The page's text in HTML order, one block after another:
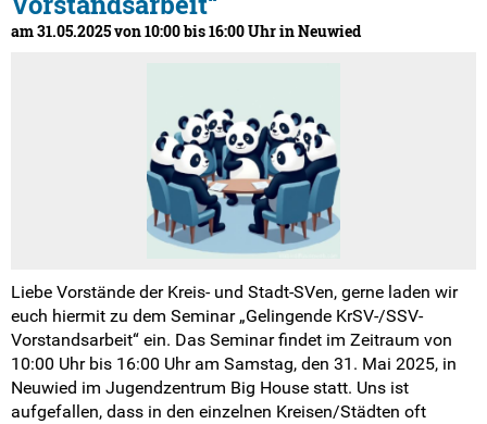
am 31.05.2025 von 10:00 bis 16:00 Uhr in Neuwied
Liebe Vorstände der Kreis- und Stadt-SVen, gerne laden wir
euch hiermit zu dem Seminar „Gelingende KrSV-/SSV-
Vorstandsarbeit“ ein. Das Seminar findet im Zeitraum von
10:00 Uhr bis 16:00 Uhr am Samstag, den 31. Mai 2025, in
Neuwied im Jugendzentrum Big House statt. Uns ist
aufgefallen, dass in den einzelnen Kreisen/Städten oft